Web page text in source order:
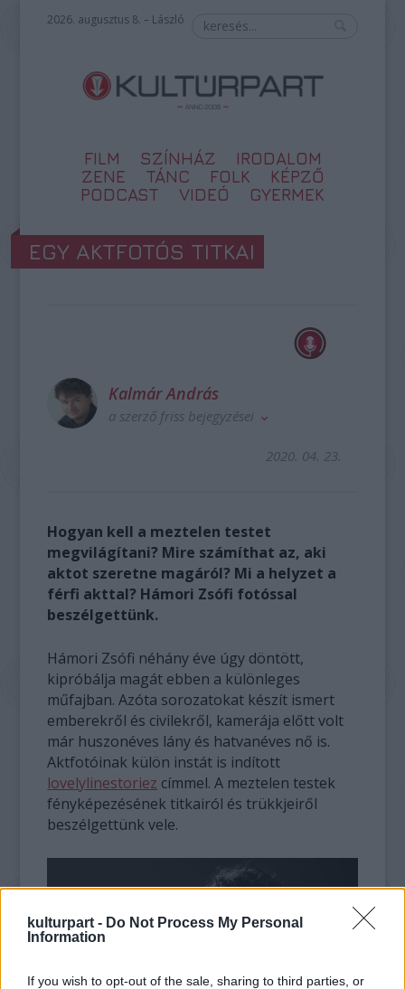
kulturpart - Do Not Process My Personal
Information
If you wish to opt-out of the sale, sharing to third parties, or
2026. augusztus 8. – László
FILM SZÍNHÁZ
IRODALOM
ZENE
TÁNC FOLK
KÉPZŐ
PODCAST
VIDEÓ GYERMEK
EGY AKTFOTÓS TITKAI
Kalmár András
a szerző friss bejegyzései
2020. 04. 23.
Hogyan kell a meztelen testet
megvilágítani? Mire számíthat az, aki
aktot szeretne magáról? Mi a helyzet a
férfi akttal? Hámori Zsófi fotóssal
beszélgettünk.
Hámori Zsófi néhány éve úgy döntött,
kipróbálja magát ebben a különleges
műfajban. Azóta sorozatokat készít ismert
emberekről és civilekről, kamerája előtt volt
már huszonéves lány és hatvanéves nő is.
Aktfotóinak külön instát is indított
lovelylinestoriez címmel. A meztelen testek
fényképezésének titkairól és trükkjeiről
beszélgettünk vele.